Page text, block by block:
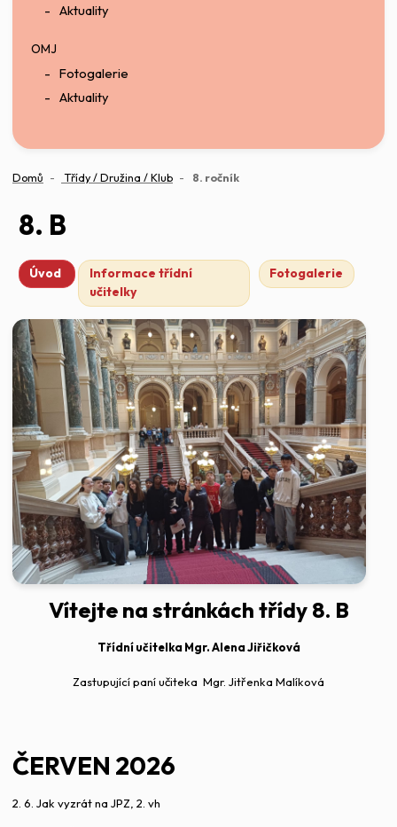
Aktuality
OMJ
Fotogalerie
Aktuality
Domů Třídy / Družina / Klub 8. ročník(aktuální)
8. B
Úvod
Informace třídní
učitelky
Fotogalerie
Vítejte na stránkách třídy 8. B
Třídní učitelka Mgr. Alena Jiřičková
Zastupující paní učiteka Mgr. Jitřenka Malíková
ČERVEN 2026
2. 6. Jak vyzrát na JPZ, 2. vh